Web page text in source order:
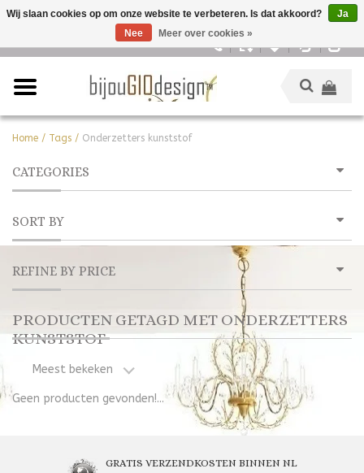
Home / Tags / Onderzetters kunststof
CATEGORIES
SORT BY
REFINE BY PRICE
PRODUCTEN GETAGD MET ONDERZETTERS
KUNSTSTOF
Meest bekeken
Geen producten gevonden!...
GRATIS VERZENDKOSTEN BINNEN NL
Wij slaan cookies op om onze website te verbeteren. Is dat akkoord?
Ja
Nee
Meer over cookies »